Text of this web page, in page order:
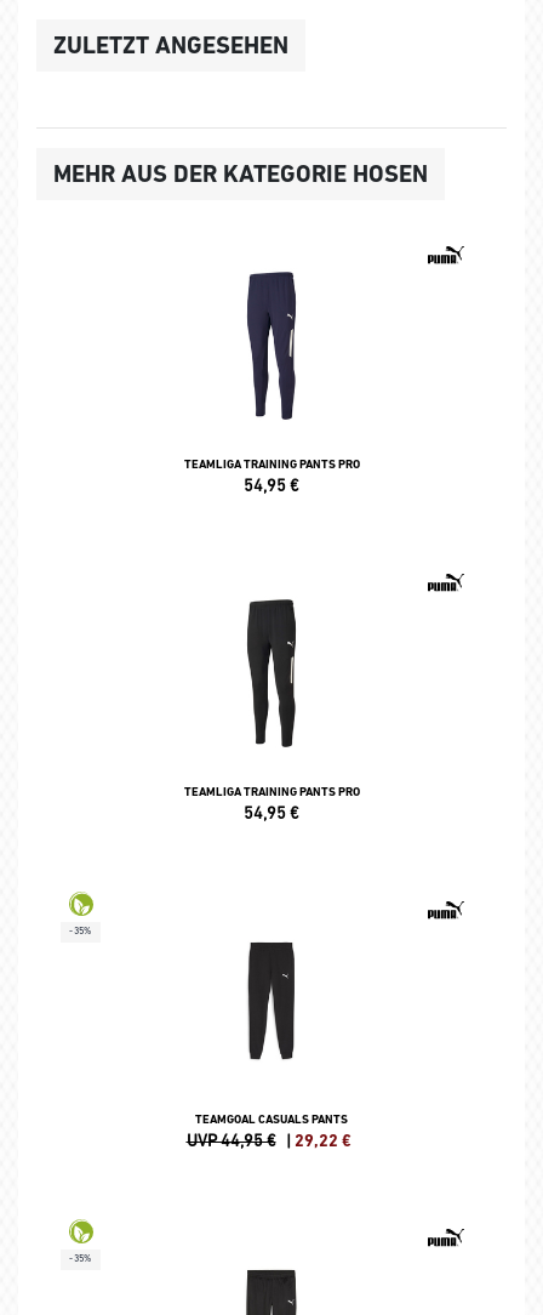
ZULETZT ANGESEHEN
MEHR AUS DER KATEGORIE HOSEN
TEAMLIGA TRAINING PANTS PRO
54,95€
TEAMLIGA TRAINING PANTS PRO
54,95€
-35%
TEAMGOAL CASUALS PANTS
UVP 44,95 € | 29,22 €
-35%